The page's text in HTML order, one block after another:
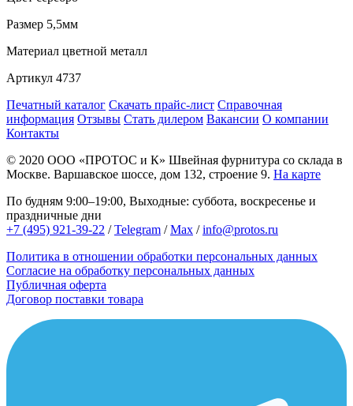
Размер 5,5мм
Материал цветной металл
Артикул 4737
Печатный каталог Скачать прайс-лист Справочная
информация Отзывы Стать дилером Вакансии О компании
Контакты
© 2020 ООО «ПРОТОС и К» Швейная фурнитура со склада в
Москве. Варшавское шоссе, дом 132, строение 9. На карте
По будням 9:00–19:00, Выходные: суббота, воскресенье и
праздничные дни
+7 (495) 921-39-22 /Telegram /Max /info@protos.ru
Политика в отношении обработки персональных данных
Согласие на обработку персональных данных
Публичная оферта
Договор поставки товара